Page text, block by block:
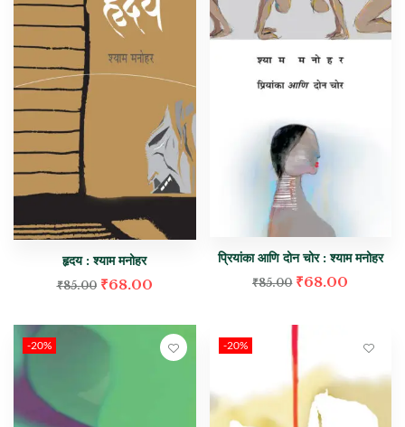
हृदय : श्याम मनोहर
₹85.00 ₹68.00
प्रियांका आणि दोन चोर : श्याम मनोहर
₹85.00 ₹68.00
-20% -20%